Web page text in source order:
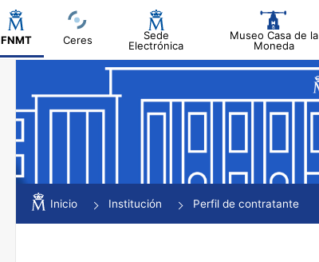
FNMT Ceres
Sede
Electrónica
Museo Casa de la
Moneda
Mostrar/Ocultar
Mostrar/Ocultar
Inicio Institución Perfil de contratante